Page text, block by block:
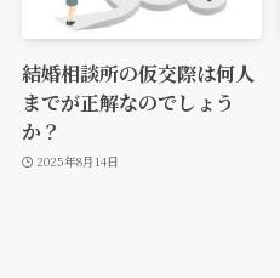
結婚相談所の仮交際は何人
までが正解なのでしょう
か？
2025年8月14日